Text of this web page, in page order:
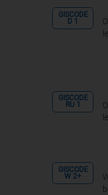
GISCODE
D 1
GISCODE
RU 1
GISCODE
W 2+